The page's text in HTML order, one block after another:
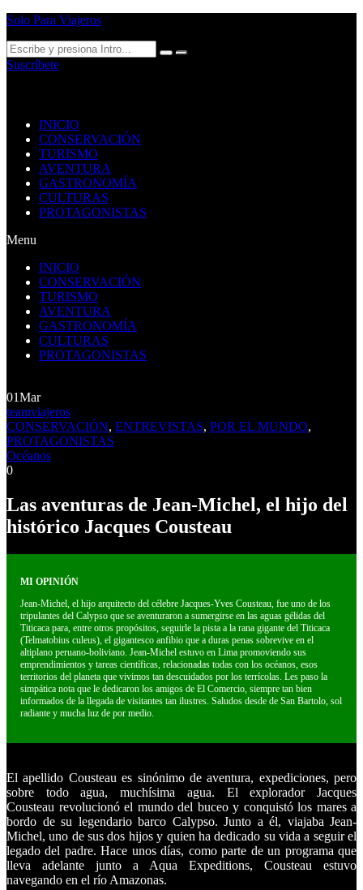
Solo Para Viajeros
Suscríbete
INICIO
CONSERVACIÓN
TURISMO
AVENTURA
GASTRONOMÍA
CULTURAS
PROTAGONISTAS
Menu
INICIO
CONSERVACIÓN
TURISMO
AVENTURA
GASTRONOMÍA
CULTURAS
PROTAGONISTAS
01Mar
teamviajeros
CONSERVACIÓN, ENTREVISTAS, POR EL MUNDO,
PROTAGONISTAS
Océanos
0
Las aventuras de Jean-Michel, el hijo del
histórico Jacques Cousteau
MI OPINIÓN
Jean-Michel, el hijo arquitecto del célebre Jacques-Yves Cousteau, fue uno de los
tripulantes del Calypso que se aventuraron a sumergirse en las aguas gélidas del
Titicaca para, entre otros propósitos, seguirle la pista a la rana gigante del Titicaca
(Telmatobius culeus), el gigantesco anfibio que a duras penas sobrevive en el
altiplano peruano-boliviano. Jean-Michel estuvo en Lima promoviendo sus
emprendimientos y tareas científicas, relacionadas todas con los océanos, esos
territorios del planeta que vivimos tan descuidados por los terrícolas. Les paso la
simpática nota que le dedicaron los amigos de El Comercio, siempre tan bien
informados de la llegada de visitantes tan ilustres. Saludos desde de San Bartolo, sol
radiante y mucha luz de por medio.
El apellido Cousteau es sinónimo de aventura, expediciones, pero
sobre todo agua, muchísima agua. El explorador Jacques
Cousteau revolucionó el mundo del buceo y conquistó los mares a
bordo de su legendario barco Calypso. Junto a él, viajaba Jean-
Michel, uno de sus dos hijos y quien ha dedicado su vida a seguir el
legado del padre. Hace unos días, como parte de un programa que
lleva adelante junto a Aqua Expeditions, Cousteau estuvo
navegando en el río Amazonas.